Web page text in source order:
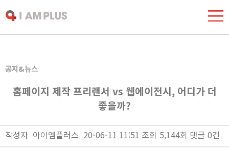
공지&뉴스
홈페이지 제작 프리랜서 vs 웹에이전시, 어디가 더
좋을까?
작성자 아이엠플러스 20-06-11 11:51 조회 5,144회 댓글 0건